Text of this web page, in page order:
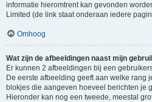
informatie hieromtrent kan gevonden
Limited (de link staat onderaan iedere
Omhoog
Wat zijn de afbeeldingen naast mijn
Er kunnen 2 afbeeldingen bij een
De eerste afbeelding geeft aan welke rang
blokjes die aangeven hoeveel berichten je
Hieronder kan nog een tweede, meestal